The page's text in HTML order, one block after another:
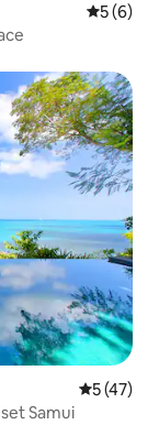
5 (6)
Průměrné
5 (47)
Samui